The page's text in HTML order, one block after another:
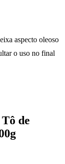
aspecto oleoso
o uso no final
de